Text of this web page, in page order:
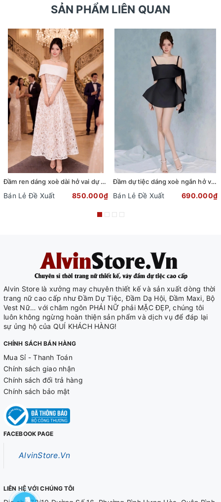
SẢN PHẨM LIÊN QUAN
Đầm ren dáng xoè dài hở vai dự tiệc phối dây đai sang trọng
Bán Lẻ Đề Xuất 850.000₫
Đầm dự tiệc dáng xoè ngắn hở vai cột nơ sang trọng (TẶNG KÈM QUẦN SHORT) (Đen)
Bán Lẻ Đề Xuất 690.000₫
Alvin Store là xưởng may chuyên thiết kế và sản xuất dòng thời
trang nữ cao cấp như Đầm Dự Tiệc, Đầm Dạ Hội, Đầm Maxi, Bộ
Vest Nữ… với châm ngôn PHÁI NỮ phải MẶC ĐẸP, chúng tôi
luôn không ngừng hoàn thiện sản phẩm và dịch vụ để đáp lại
sự ủng hộ của QUÍ KHÁCH HÀNG!
CHÍNH SÁCH BÁN HÀNG
Mua Sỉ - Thanh Toán
Chính sách giao nhận
Chính sách đổi trả hàng
Chính sách bảo mật
FACEBOOK PAGE
AlvinStore.Vn
LIÊN HỆ VỚI CHÚNG TÔI